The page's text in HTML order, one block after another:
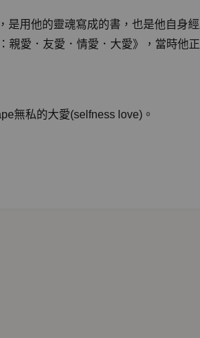
是用他的靈魂寫成的書，也是他自身
親愛．友愛．情愛．大愛》，當時他
無私的大愛(selfness love)。